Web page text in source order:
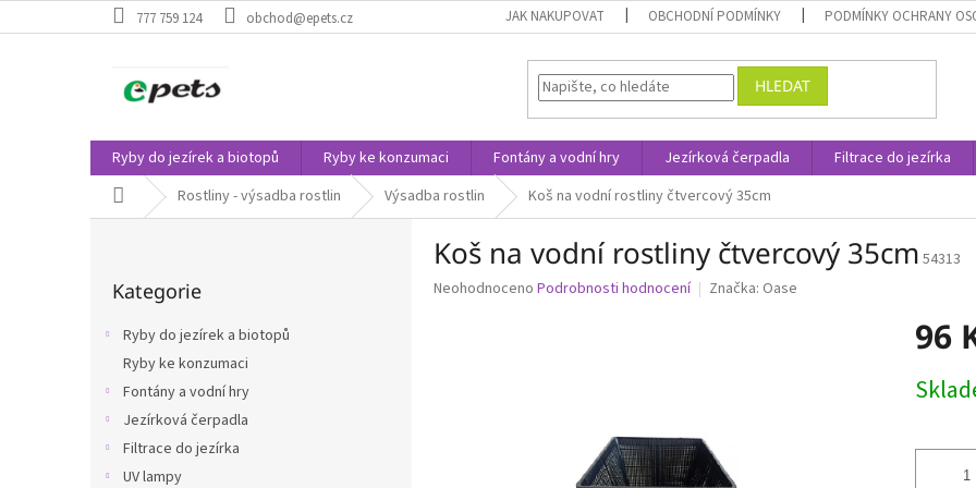
na
777 759 124 obchod@epets.cz JAK NAKUPOVAT OBCHODNÍ PODMÍNKY PODMÍNKY OCHRANY
HLEDAT
Ryby do jezírek a biotopů Ryby ke konzumaci Fontány a vodní hry Jezírková čerpadla Filtrace do jezírka
Domů Rostliny - výsadba rostlin Výsadba rostlin Koš na vodní rostliny čtvercový 35cm
kategorie
Kategorie
Ryby do jezírek a biotopů
Ryby ke konzumaci
Fontány a vodní hry
Jezírková čerpadla
Filtrace do jezírka
UV lampy
Koš na vodní rostliny čtvercový 35cm 54313
Průměrné
Neohodnoceno Podrobnosti hodnocení Značka: Oase
96
cena: